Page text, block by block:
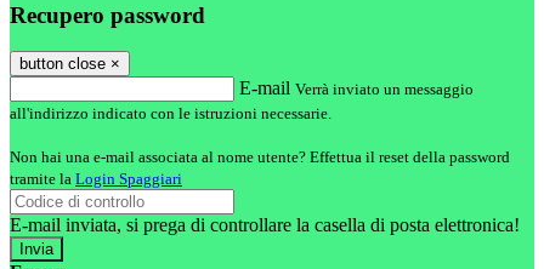
Recupero password
button close ×
E-mail Verrà inviato un messaggio
all'indirizzo indicato con le istruzioni necessarie.
Non hai una e-mail associata al nome utente? Effettua il reset della password
tramite la Login Spaggiari
E-mail inviata, si prega di controllare la casella di posta elettronica!